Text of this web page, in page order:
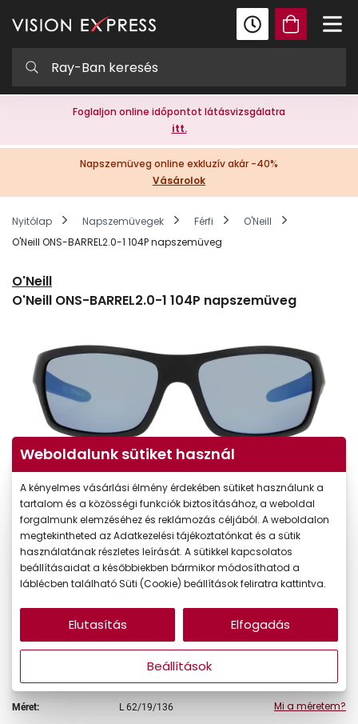
Foglaljon online időpontot látásvizsgálatra
itt.
Napszemüveg online exkluzív akár -40%
Vásárolok
Nyitólap Napszemüvegek Férfi
O'Neill
O'Neill ONS-BARREL2.0-1 104P napszemüveg
O'Neill
O'Neill ONS-BARREL2.0-1 104P napszemüveg
Ár: 36.490 Ft
Törzsvásárlói ár: 31.017 Ft
Online megvásárolható
Készleten
Méret: L62/19/136 Mi a méretem?
Weboldalunk sütiket használ
A kényelmes vásárlási élmény érdekében sütiket használunk a
tartalom és a közösségi funkciók biztosításához, a weboldal
forgalmunk elemzéséhez és reklámozás céljából. A weboldalon
megtekintheted az Adatkezelési tájékoztatónkat és a sütik
használatának részletes leírását. A sütikkel kapcsolatos
beállításaidat a későbbiekben bármikor módosíthatod a
láblécben található Süti (Cookie) beállítások feliratra kattintva.
Beállítások
Elutasítás Elfogadás